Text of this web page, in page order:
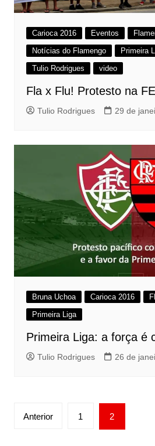
Carioca 2016 Eventos
Notícias do Flamengo
Primeira
Tulio Rodrigues
video
Fla x Flu! Protesto na
Tulio Rodrigues 29 de
Bruna Uchoa Carioca 2016
Primeira Liga
Primeira Liga: a força é
Tulio Rodrigues 26 de
Paginação
Anterior 1 2